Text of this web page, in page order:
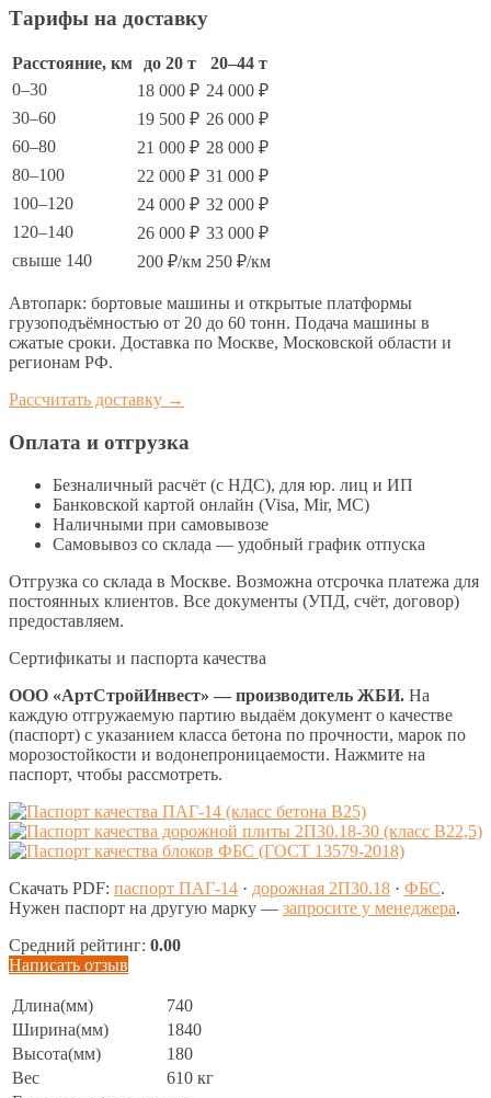
Тарифы на доставку
Расстояние, км до 20 т
20–44 т
0–30
18 000 ₽ 24 000 ₽
30–60
19 500 ₽ 26 000 ₽
60–80
21 000 ₽ 28 000 ₽
80–100
22 000 ₽ 31 000 ₽
100–120
24 000 ₽ 32 000 ₽
120–140
26 000 ₽ 33 000 ₽
свыше 140
200 ₽/км 250 ₽/км
Автопарк: бортовые машины и открытые платформы
грузоподъёмностью от 20 до 60 тонн. Подача машины в
сжатые сроки. Доставка по Москве, Московской области и
регионам РФ.
Рассчитать доставку →
Оплата и отгрузка
Безналичный расчёт (с НДС), для юр. лиц и ИП
Банковской картой онлайн (Visa, Mir, МС)
Наличными при самовывозе
Самовывоз со склада — удобный график отпуска
Отгрузка со склада в Москве. Возможна отсрочка платежа для
постоянных клиентов. Все документы (УПД, счёт, договор)
предоставляем.
Сертификаты и паспорта качества
ООО «АртСтройИнвест» — производитель ЖБИ. На
каждую отгружаемую партию выдаём документ о качестве
(паспорт) с указанием класса бетона по прочности, марок по
морозостойкости и водонепроницаемости. Нажмите на
паспорт, чтобы рассмотреть.
Скачать PDF: паспорт ПАГ-14 · дорожная 2П30.18 · ФБС.
Нужен паспорт на другую марку — запросите у менеджера.
Средний рейтинг: 0.00
Написать отзыв
Длина(мм)
740
Ширина(мм)
1840
Высота(мм)
180
Вес
610 кг